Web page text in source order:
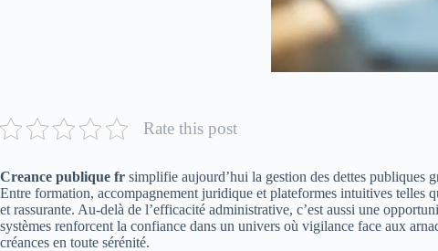
Rate this post
Creance publique fr simplifie aujourd’hui la gestion des dettes publiques
Entre formation, accompagnement juridique et plateformes intuitives telles
et rassurante. Au-delà de l’efficacité administrative, c’est aussi une
systèmes renforcent la confiance dans un univers où vigilance face aux
créances en toute sérénité.